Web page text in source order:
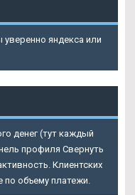
яндекса или
денег (тут каждый
профиля Свернуть
Клиентских
объему платежи.